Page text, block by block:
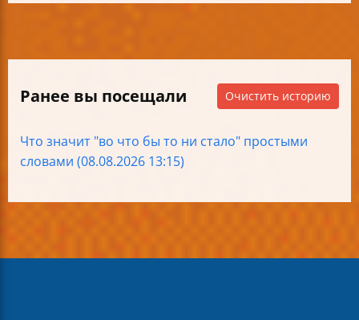
Ранее вы посещали Очистить историю
Что значит "во что бы то ни стало" простыми
словами (08.08.2026 13:15)